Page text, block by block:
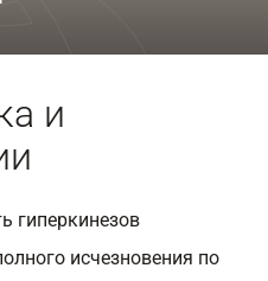
и
гиперкинезов
исчезновения по